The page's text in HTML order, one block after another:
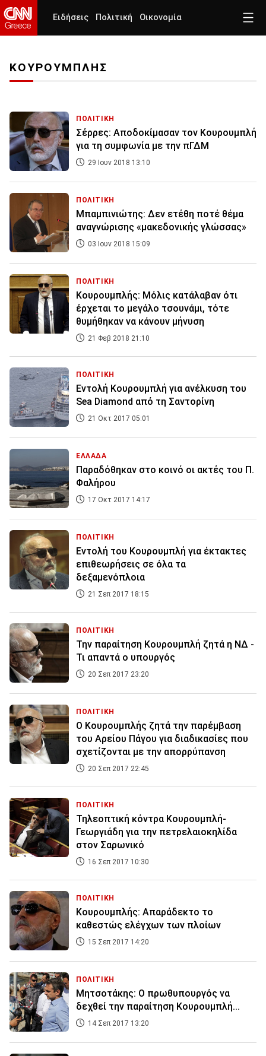
Ειδήσεις Πολιτική Οικονομία
ΚΟΥΡΟΥΜΠΛΗΣ
ΠΟΛΙΤΙΚΗ
Σέρρες: Αποδοκίμασαν τον Κουρουμπλή
για τη συμφωνία με την πΓΔΜ
29 Ιουν 2018 13:10
ΠΟΛΙΤΙΚΗ
Μπαμπινιώτης: Δεν ετέθη ποτέ θέμα
αναγνώρισης «μακεδονικής γλώσσας»
03 Ιουν 2018 15:09
ΠΟΛΙΤΙΚΗ
Κουρουμπλής: Μόλις κατάλαβαν ότι
έρχεται το μεγάλο τσουνάμι, τότε
θυμήθηκαν να κάνουν μήνυση
21 Φεβ 2018 21:10
ΠΟΛΙΤΙΚΗ
Εντολή Κουρουμπλή για ανέλκυση του
Sea Diamond από τη Σαντορίνη
21 Οκτ 2017 05:01
ΕΛΛΑΔΑ
Παραδόθηκαν στο κοινό οι ακτές του Π.
Φαλήρου
17 Οκτ 2017 14:17
ΠΟΛΙΤΙΚΗ
Εντολή του Κουρουμπλή για έκτακτες
επιθεωρήσεις σε όλα τα
δεξαμενόπλοια
21 Σεπ 2017 18:15
ΠΟΛΙΤΙΚΗ
Την παραίτηση Κουρουμπλή ζητά η ΝΔ -
Τι απαντά ο υπουργός
20 Σεπ 2017 23:20
ΠΟΛΙΤΙΚΗ
Ο Κουρουμπλής ζητά την παρέμβαση
του Αρείου Πάγου για διαδικασίες που
σχετίζονται με την απορρύπανση
20 Σεπ 2017 22:45
ΠΟΛΙΤΙΚΗ
Τηλεοπτική κόντρα Κουρουμπλή-
Γεωργιάδη για την πετρελαιοκηλίδα
στον Σαρωνικό
16 Σεπ 2017 10:30
ΠΟΛΙΤΙΚΗ
Κουρουμπλής: Απαράδεκτο το
καθεστώς ελέγχων των πλοίων
15 Σεπ 2017 14:20
ΠΟΛΙΤΙΚΗ
Μητσοτάκης: Ο πρωθυπουργός να
δεχθεί την παραίτηση Κουρουμπλή...
14 Σεπ 2017 13:20